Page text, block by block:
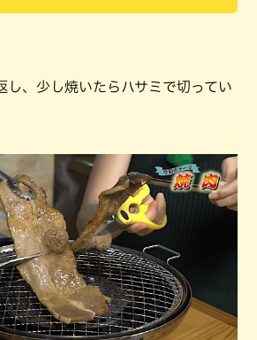
し、少し焼いたらハサミで切ってい